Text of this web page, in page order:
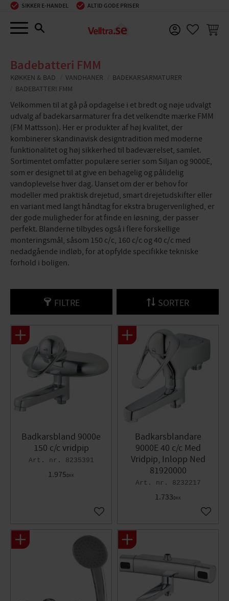
Menu
SIKKER E-HANDEL ALTID GODE PRISER
Badebatteri FMM
KØKKEN & BAD VANDHANER
BADEKARSARMATURER
BADEBATTERI FMM
Velkommen til at gå på opdagelse i et bredt og nøje udvalgt
udvalg af badekarsarmaturer fra det velkendte mærke FMM
(FM Mattsson). Her er produkter af høj kvalitet, der
kombinerer skandinavisk designtradition med moderne
funktionalitet og høj sikkerhed til badeværelset, samlet.
Sortimentet omfatter populære serier som Siljan og 9000E,
som er designet til at give en behagelig og pålidelig
vandoplevelse hver dag. Uanset om der er behov for
modeller med praktisk drejetud, smart drejetudskifter eller
en variant med langt håndtag for ekstra brugervenlighed, er
der gode muligheder for at finde en løsning, der passer
perfekt. Blanderne tilbydes også i flere forskellige
monteringsmål, såsom 150 c/c, 160 c/c og 40 c/c med
nedadgående indløb, for at opfylde specifikke tekniske
forhold i boligen.
FILTRE SORTER
Badkarsbland 9000e
150 c/c vridpip
8235391
1.975DKK
Gem som favorit
Badkarsblandare
9000E 40 c/c Med
Vridpip, Inlopp Ned
81920000
8232217
1.733DKK
Gem